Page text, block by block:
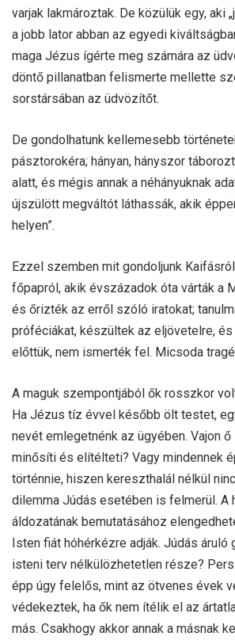
varjak lakmároztak. De közülük egy, aki
a jobb lator abban az egyedi
maga Jézus ígérte meg számára az
döntő pillanatban felismerte mellette
sorstársában az üdvözítőt.
De gondolhatunk kellemesebb
pásztorokéra; hányan, hányszor
alatt, és mégis annak a néhányuknak
újszülött megváltót láthassák, akik
helyen”.
Ezzel szemben mit gondoljunk
főpapról, akik évszázadok óta várták a
és őrizték az erről szóló iratokat;
próféciákat, készültek az eljövetelre,
előttük, nem ismerték fel. Micsoda
A maguk szempontjából ők rosszkor
Ha Jézus tíz évvel később ölt testet,
nevét emlegetnénk az ügyében. Vajon
minősíti és elítélteti? Vagy mindennek
történnie, hiszen kereszthalál nélkül
dilemma Júdás esetében is felmerül. A
áldozatának bemutatásához
Isten fiát hóhérkézre adják. Júdás áruló
isteni terv nélkülözhetetlen része?
épp úgy felelős, mint az ötvenes évek
védekeztek, ha ők nem ítélik el az
más. Csakhogy akkor annak a másnak